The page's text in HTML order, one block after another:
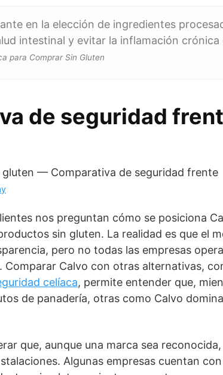
en la elección de ingredientes
intestinal y evitar la inflamación crónica
para Comprar Sin Gluten
de seguridad
nos preguntan cómo se posiciona
sin gluten. La realidad es que el
pero no todas las empresas
Comparar Calvo con otras alternativas,
celíaca, permite entender que,
de panadería, otras como Calvo
que, aunque una marca sea
Algunas empresas cuentan